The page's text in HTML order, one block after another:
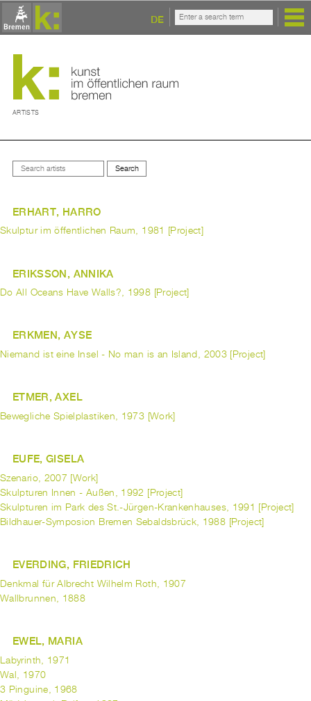
DE
ARTISTS
ERHART, HARRO
Skulptur im öffentlichen Raum, 1981 [Project]
ERIKSSON, ANNIKA
Do All Oceans Have Walls?, 1998 [Project]
ERKMEN, AYSE
Niemand ist eine Insel - No man is an Island, 2003 [Project]
ETMER, AXEL
Bewegliche Spielplastiken, 1973 [Work]
EUFE, GISELA
Szenario, 2007 [Work]
Skulpturen Innen - Außen, 1992 [Project]
Skulpturen im Park des St.-Jürgen-Krankenhauses, 1991 [Project]
Bildhauer-Symposion Bremen Sebaldsbrück, 1988 [Project]
EVERDING, FRIEDRICH
Denkmal für Albrecht Wilhelm Roth, 1907
Wallbrunnen, 1888
EWEL, MARIA
Labyrinth, 1971
Wal, 1970
3 Pinguine, 1968